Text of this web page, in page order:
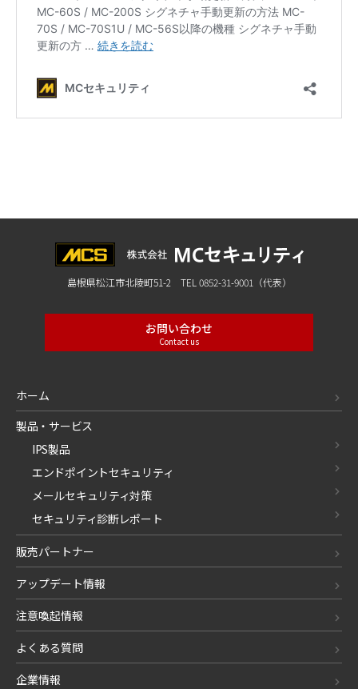
島根県松江市北陵町51-2 TEL 0852-31-9001（代表）
お問い合わせ
Contact us
ホーム
製品・サービス
IPS製品
エンドポイントセキュリティ
メールセキュリティ対策
セキュリティ診断レポート
販売パートナー
アップデート情報
注意喚起情報
よくある質問
企業情報